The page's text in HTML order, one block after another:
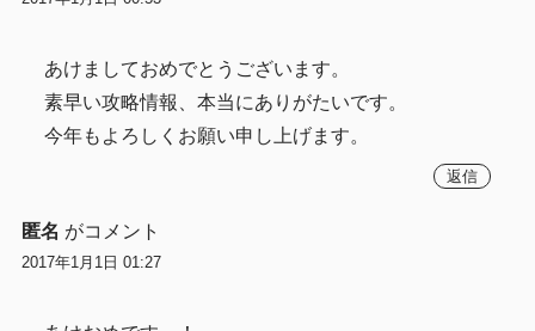
あけましておめでとうございます。
素早い攻略情報、本当にありがたいです。
今年もよろしくお願い申し上げます。
返信
匿名 がコメント
2017年1月1日 01:27